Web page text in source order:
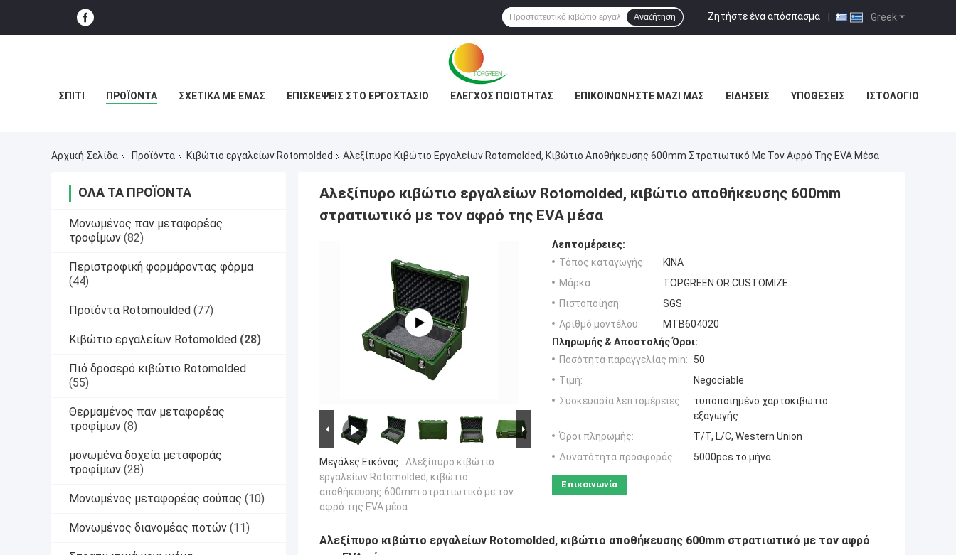
Greek
Ζητήστε ένα απόσπασμα |
Αναζήτηση
ΣΠΊΤΙ ΠΡΟΪΌΝΤΑ ΣΧΕΤΙΚΆ ΜΕ ΕΜΆΣ ΕΠΙΣΚΈΨΕΙΣ ΣΤΟ ΕΡΓΟΣΤΆΣΙΟ ΈΛΕΓΧΟΣ ΠΟΙΌΤΗΤΑΣ ΕΠΙΚΟΙΝΩΝΉΣΤΕ ΜΑΖΊ ΜΑΣ ΕΙΔΉΣΕΙΣ ΥΠΟΘΈΣΕΙΣ ΙΣΤΟΛΌΓΙΟ
Αρχική Σελίδα Προϊόντα Κιβώτιο εργαλείων Rotomolded Αλεξίπυρο Κιβώτιο Εργαλείων Rotomolded, Κιβώτιο Αποθήκευσης 600mm Στρατιωτικό Με Τον Αφρό Της EVA Μέσα
ΌΛΑ ΤΑ ΠΡΟΪΌΝΤΑ
Μονωμένος παν μεταφορέας
τροφίμων (82)
Περιστροφική φορμάροντας φόρμα
(44)
Προϊόντα Rotomoulded (77)
Κιβώτιο εργαλείων Rotomolded (28)
Πιό δροσερό κιβώτιο Rotomolded
(55)
Θερμαμένος παν μεταφορέας
τροφίμων (8)
μονωμένα δοχεία μεταφοράς
τροφίμων (28)
Μονωμένος μεταφορέας σούπας (10)
Μονωμένος διανομέας ποτών (11)
Αλεξίπυρο κιβώτιο εργαλείων Rotomolded, κιβώτιο αποθήκευσης 600mm
στρατιωτικό με τον αφρό της EVA μέσα
Μεγάλες Εικόνας : Αλεξίπυρο κιβώτιο
εργαλείων Rotomolded, κιβώτιο
αποθήκευσης 600mm στρατιωτικό με τον
αφρό της EVA μέσα
Λεπτομέρειες:
Τόπος καταγωγής:
ΚΙΝΑ
Μάρκα:
TOPGREEN OR CUSTOMIZE
Πιστοποίηση:
SGS
Αριθμό μοντέλου:
MTB604020
Πληρωμής & Αποστολής Όροι:
Ποσότητα παραγγελίας min:
50
Τιμή:
Negociable
Συσκευασία λεπτομέρειες:
τυποποιημένο χαρτοκιβώτιο
εξαγωγής
Όροι πληρωμής:
T/T, L/C, Western Union
Δυνατότητα προσφοράς:
5000pcs το μήνα
Επικοινωνία
Αλεξίπυρο κιβώτιο εργαλείων Rotomolded, κιβώτιο αποθήκευσης 600mm στρατιωτικό με τον αφρό